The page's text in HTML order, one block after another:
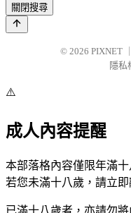
關閉搜尋
© 2026 PIXNET
隱私
⚠️
成人內容提醒
本部落格內容僅限年滿十
若您未滿十八歲，請立即
已滿十八歲者，亦請勿